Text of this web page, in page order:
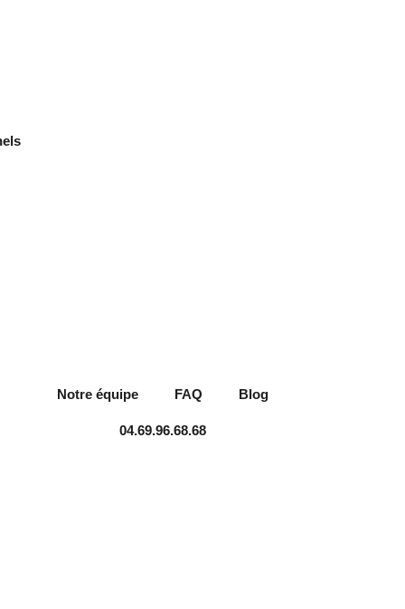
Notre équipe FAQ Blog
04.69.96.68.68